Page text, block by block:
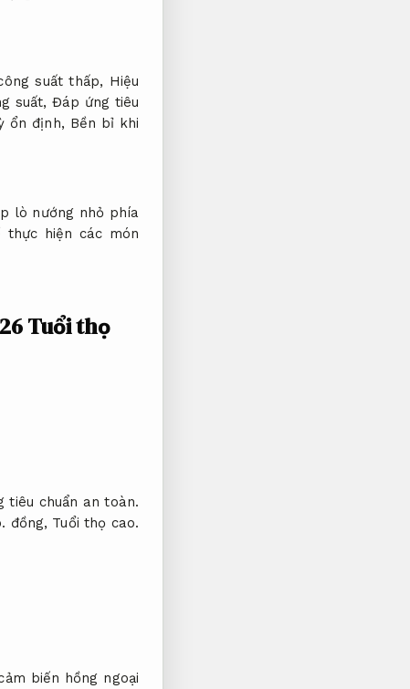
suất thấp, Hiệu
suất, Đáp ứng tiêu
ổn định, Bền bỉ khi
lò nướng nhỏ phía
thực hiện các món
Tuổi thọ
tiêu chuẩn an toàn.
đồng, Tuổi thọ cao.
biến hồng ngoại